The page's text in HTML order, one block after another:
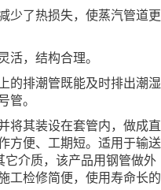
少了热损失，使蒸汽管道更
活，结构合理。
的排潮管既能及时排出潮湿
管。
将其装设在套管内，做成直
方便、工期短。适用于输送
它介质，该产品用钢管做外
工检修简便，使用寿命长的